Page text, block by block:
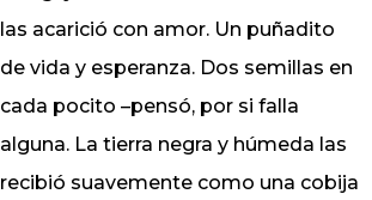
las acarició con amor. Un puñadito
de vida y esperanza. Dos semillas en
cada pocito –pensó, por si falla
alguna. La tierra negra y húmeda las
recibió suavemente como una cobija